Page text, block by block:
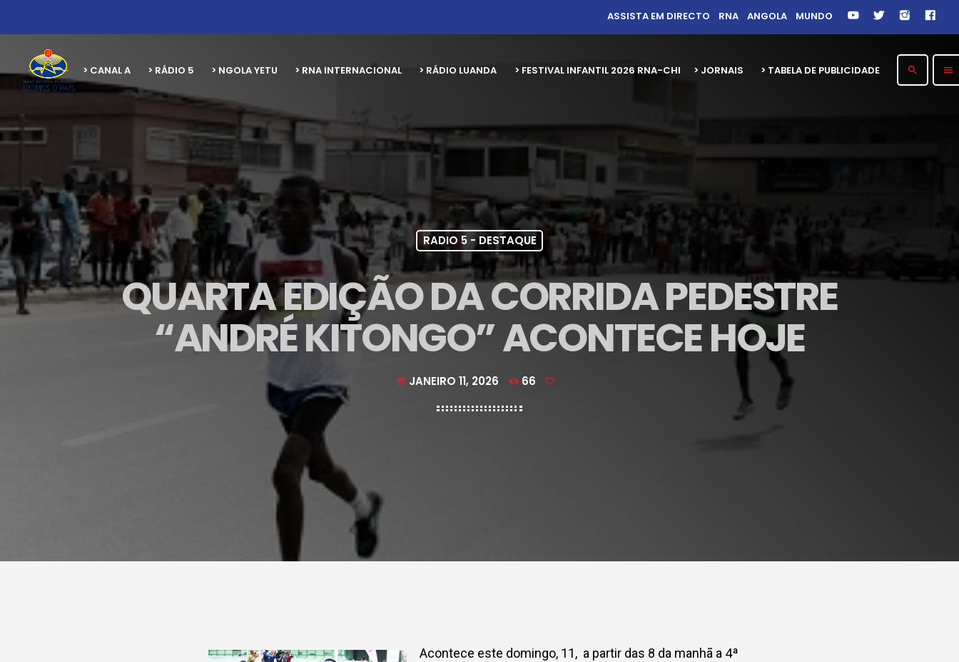
ASSISTA EM DIRECTO RNA ANGOLA MUNDO
> CANAL A > RÁDIO 5 > NGOLA YETU > RNA INTERNACIONAL > RÁDIO LUANDA > FESTIVAL INFANTIL 2026 RNA-CHITOTOLO 30 ANOS
> JORNAIS > TABELA DE PUBLICIDADE search menu
RADIO 5 - DESTAQUE
QUARTA EDIÇÃO DA CORRIDA PEDESTRE
“ANDRÉ KITONGO” ACONTECE HOJE
today JANEIRO 11, 2026 66
Acontece este domingo, 11, a partir das 8 da manhã a 4ª